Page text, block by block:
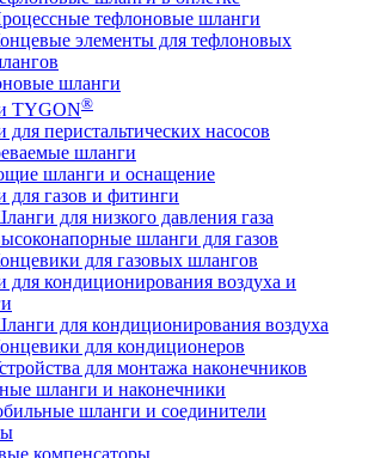
тефлоновые шланги
элементы для тефлоновых
шланги
TYGON®
перистальтических насосов
шланги
шланги и оснащение
для газов и фитинги
для низкого давления газа
шланги для газов
для газовых шлангов
кондиционирования воздуха и
для кондиционирования воздуха
для кондиционеров
для монтажа наконечников
шланги и наконечники
шланги и соединители